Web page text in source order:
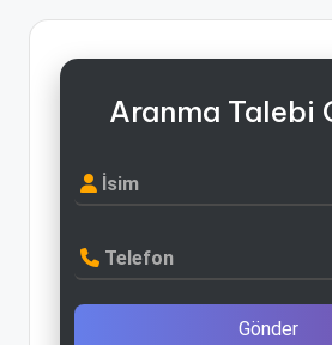
Aranma Talebi
İsim
Telefon
Gönder